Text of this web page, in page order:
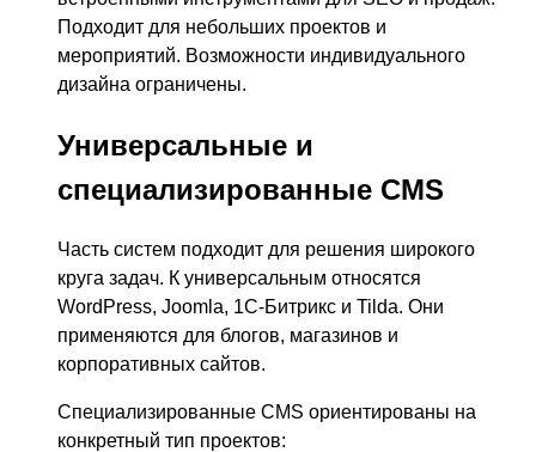
Подходит для небольших проектов и
мероприятий. Возможности индивидуального
дизайна ограничены.
Универсальные и
специализированные CMS
Часть систем подходит для решения широкого
круга задач. К универсальным относятся
WordPress, Joomla, 1С-Битрикс и Tilda. Они
применяются для блогов, магазинов и
корпоративных сайтов.
Специализированные CMS ориентированы на
конкретный тип проектов: